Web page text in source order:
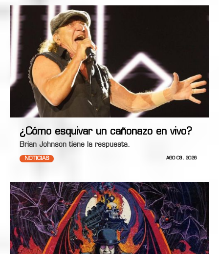
¿Cómo esquivar un cañonazo en vivo?
Brian Johnson tiene la respuesta.
NOTICIAS AGO 03, 2026